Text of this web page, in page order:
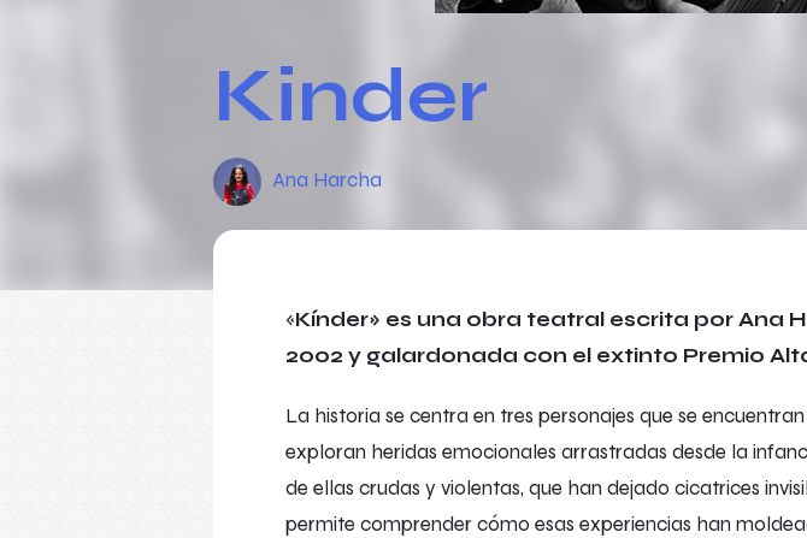
Kinder
Ana Harcha
«Kínder» es una obra teatral escrita por Ana
2002 y galardonada con el extinto Premio
La historia se centra en tres personajes que se
exploran heridas emocionales arrastradas desde la
de ellas crudas y violentas, que han dejado cicatrices
permite comprender cómo esas experiencias han